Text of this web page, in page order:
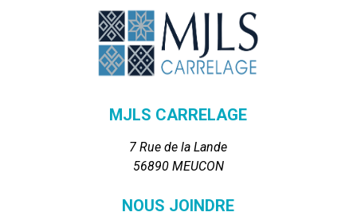
MJLS CARRELAGE
7 Rue de la Lande
56890 MEUCON
NOUS JOINDRE